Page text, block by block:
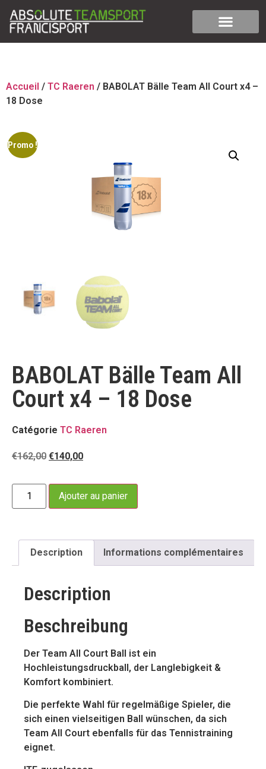
Accueil / TC Raeren / BABOLAT Bälle Team All Court x4 –
18 Dose
Promo !
BABOLAT Bälle Team All
Court x4 – 18 Dose
Catégorie TC Raeren
€162,00 €140,00
Ajouter au panier
Description Informations complémentaires
Description
Beschreibung
Der Team All Court Ball ist ein
Hochleistungsdruckball, der Langlebigkeit &
Komfort kombiniert.
Die perfekte Wahl für regelmäßige Spieler, die
sich einen vielseitigen Ball wünschen, da sich
Team All Court ebenfalls für das Tennistraining
eignet.